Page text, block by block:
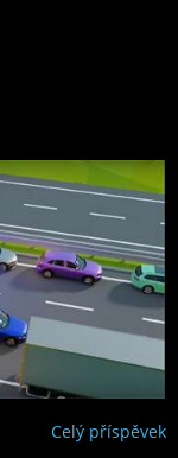
Celý příspěvek